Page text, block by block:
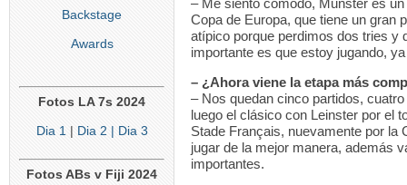
Backstage
Awards
Fotos LA 7s 2024
Dia 1 | Dia 2 | Dia 3
Fotos ABs v Fiji 2024
– Me siento cómodo, Munster es
Copa de Europa, que tiene un gran
atípico porque perdimos dos tries y
importante es que estoy jugando,
– ¿Ahora viene la etapa más
– Nos quedan cinco partidos,
luego el clásico con Leinster por el
Stade Français, nuevamente por la
jugar de la mejor manera, además
importantes.